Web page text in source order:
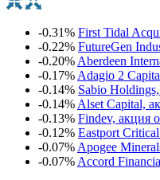
-0.31% First Tidal
-0.22% FutureGen
-0.20% Aberdeen
-0.17% Adagio 2
-0.14% Sabio
-0.14% Alset Capital,
-0.13% Findev, акция
-0.12% Eastport
-0.07% Apogee
-0.07% Accord